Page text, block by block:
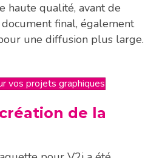
haute qualité, avant de
final, également
une diffusion plus large.
vos projets graphiques
de la